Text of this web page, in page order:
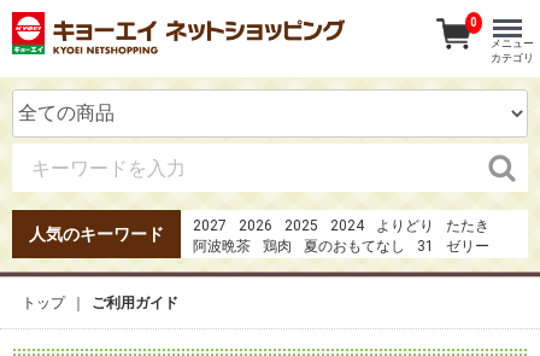
人気のキーワード 2027 2026 2025 2024 よりどり
たたき
阿波晩茶
鶏肉 夏のおもてなし 31
ゼリー
0
メニュー
カテゴリ
トップ ご利用ガイド